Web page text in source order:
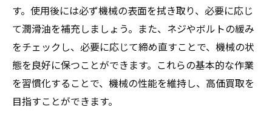
す。使用後には必ず機械の表面を拭き取り、必要に応じ
て潤滑油を補充しましょう。また、ネジやボルトの緩み
をチェックし、必要に応じて締め直すことで、機械の状
態を良好に保つことができます。これらの基本的な作業
を習慣化することで、機械の性能を維持し、高価買取を
目指すことができます。